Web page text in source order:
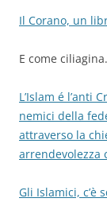
Il Corano, un
E come
L’Islam é l’anti
nemici della
attraverso la
arrendevolezza
Gli Islamici, c’è